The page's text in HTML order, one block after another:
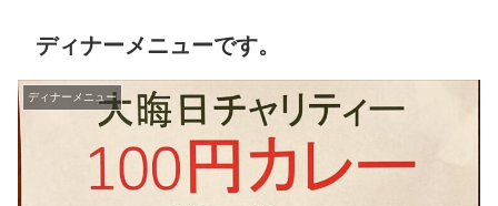
ディナーメニューです。
ディナーメニュー